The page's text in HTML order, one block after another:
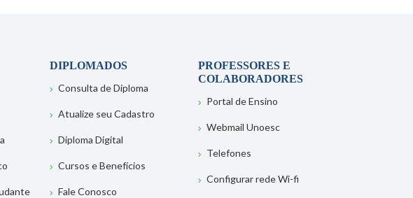
DIPLOMADOS
Consulta de Diploma
Atualize seu Cadastro
Diploma Digital
Cursos e Benefícios
Fale Conosco
PROFESSORES E
COLABORADORES
Portal de Ensino
Webmail Unoesc
Telefones
Configurar rede Wi-fi